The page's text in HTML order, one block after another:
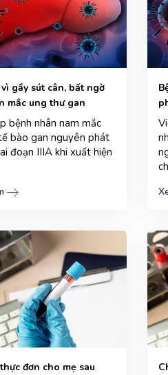
gầy sút cân, bất ngờ
mắc ung thư gan
bệnh nhân nam mắc
bào gan nguyên phát
đoạn IIIA khi xuất hiện
đơn cho mẹ sau